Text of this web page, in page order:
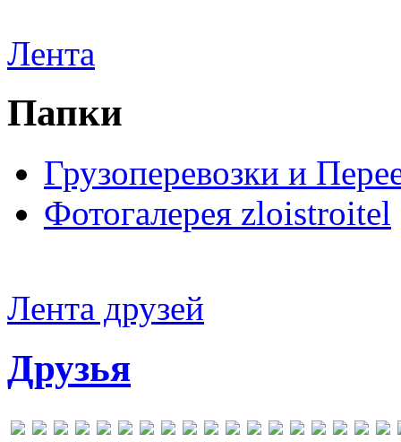
Лента
Папки
Грузоперевозки и
Фотогалерея zloistroitel
Лента друзей
Друзья